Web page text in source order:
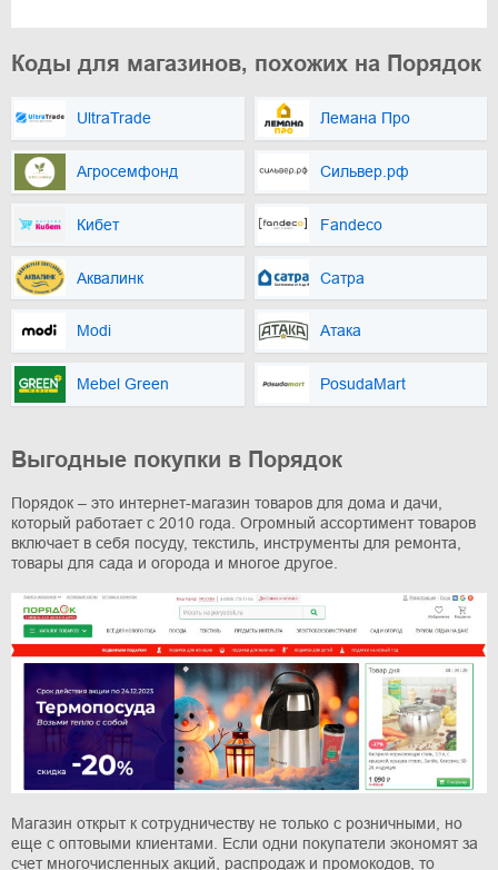
Коды для магазинов, похожих на Порядок
UltraTrade Лемана Про
Агросемфонд Сильвер.рф
Кибет Fandeco
Аквалинк Сатра
Modi Атака
Mebel Green PosudaMart
Выгодные покупки в Порядок
Порядок – это интернет-магазин товаров для дома и дачи,
который работает с 2010 года. Огромный ассортимент товаров
включает в себя посуду, текстиль, инструменты для ремонта,
товары для сада и огорода и многое другое.
Магазин открыт к сотрудничеству не только с розничными, но
еще с оптовыми клиентами. Если одни покупатели экономят за
счет многочисленных акций, распродаж и промокодов, то